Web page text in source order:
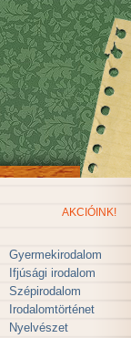
AKCIÓINK!
Gyermekirodalom
Ifjúsági irodalom
Szépirodalom
Irodalomtörténet
Nyelvészet